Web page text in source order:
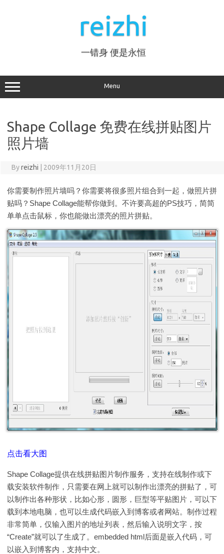
reizhi
一错身 便是永恒
Menu
Shape Collage 免费在线拼贴图片
照片墙
Byreizhi 2009年11月20日
你需要制作照片墙吗？你需要将很多照片组合到一起，做照片拼
贴吗？Shape Collage能帮你做到。不许要高超的PS技巧，简简
单单点击鼠标，你也能做出漂亮的照片拼贴。
点击看大图
Shape Collage提供在线拼贴图片制作服务，支持在线制作或下
载安装软件制作，只需要在网上就可以制作出漂亮的拼贴了，可
以制作出各种形状，比如心形，圆形，巨型等平贴图片，可以下
载到本地电脑 ，也可以生成代码嵌入到博客或者网站。制作过程
非常简单，仅输入图片的地址列表，然后输入说明文字，按
“Create”就可以了生成了。embedded html后面是嵌入代码，可
以嵌入到博客内，支持中文。